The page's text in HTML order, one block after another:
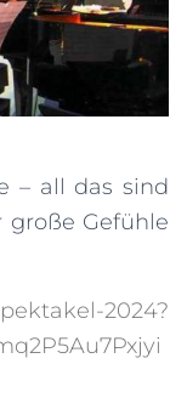
– all das sind
Gefühle
2024?